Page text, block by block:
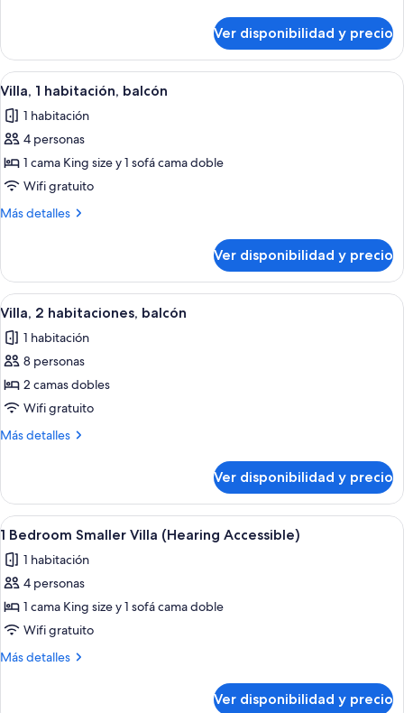
2
habitaciones,
balcón
Ver disponibilidad y precio
Ver
todas
las
fotos
de
Villa,
1
Una cocina moderna con
7
Villa, 1 habitación, balcón
1 habitación
4 personas
1 cama King size y 1 sofá cama doble
Wifi gratuito
Más detalles
Más
1
habitación,
balcón
Ver disponibilidad y precio
Ver
todas
las
fotos
de
Villa,
2
Habitación de hotel con sofá,
5
Villa, 2 habitaciones, balcón
1 habitación
8 personas
2 camas dobles
Wifi gratuito
Más detalles
Más
2
habitaciones,
balcón
Ver disponibilidad y precio
Ver
todas
las
fotos
de
1
Bedroom
Una cocina moderna con
5
1 Bedroom Smaller Villa (Hearing Accessible)
1 habitación
4 personas
1 cama King size y 1 sofá cama doble
Wifi gratuito
Más detalles
Más
Ver disponibilidad y precio